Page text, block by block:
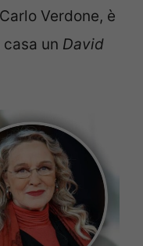
Verdone, è
un David